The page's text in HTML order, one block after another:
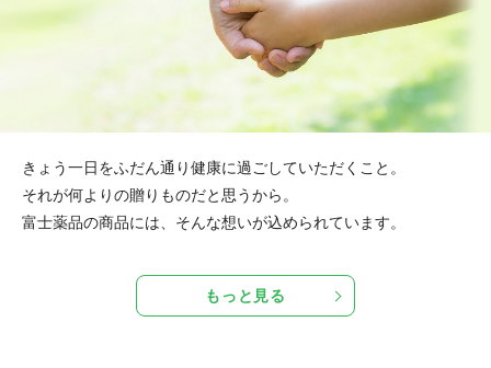
きょう一日をふだん通り健康に過ごしていただくこと。
それが何よりの贈りものだと思うから。
富士薬品の商品には、そんな想いが込められています。
もっと見る